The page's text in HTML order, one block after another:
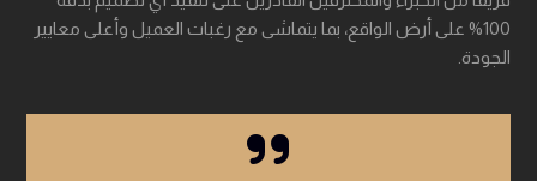
100% على أرض الواقع، بما يتماشى مع رغبات العميل وأعلى معايير
الجودة.